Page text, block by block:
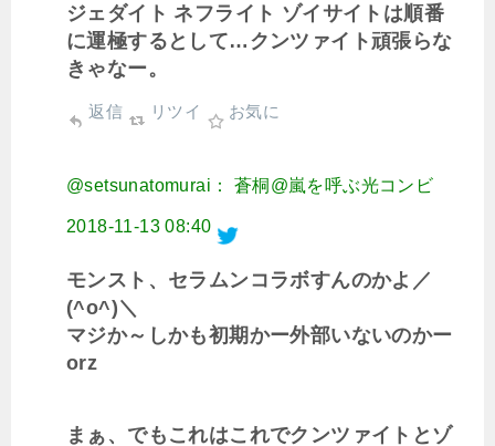
ジェダイト ネフライト ゾイサイトは順番
に運極するとして…クンツァイト頑張らな
きゃなー。
返信 リツイ お気に
@setsunatomurai： 蒼桐@嵐を呼ぶ光コンビ
2018-11-13 08:40
モンスト、セラムンコラボすんのかよ／
(^o^)＼
マジか～しかも初期かー外部いないのかー
orz
まぁ、でもこれはこれでクンツァイトとゾ